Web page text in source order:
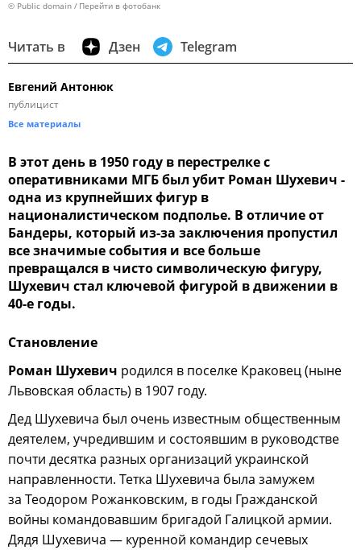
© Public domain Перейти в фотобанк
Читать в Дзен Telegram
Евгений Антонюк
публицист
Все материалы
В этот день в 1950 году в перестрелке с
оперативниками МГБ был убит Роман Шухевич -
одна из крупнейших фигур в
националистическом подполье. В отличие от
Бандеры, который из-за заключения пропустил
все значимые события и все больше
превращался в чисто символическую фигуру,
Шухевич стал ключевой фигурой в движении в
40-е годы.
Становление
Роман Шухевич родился в поселке Краковец (ныне
Львовская область) в 1907 году.
Дед Шухевича был очень известным общественным
деятелем, учредившим и состоявшим в руководстве
почти десятка разных организаций украинской
направленности. Тетка Шухевича была замужем
за Теодором Рожанковским, в годы Гражданской
войны командовавшим бригадой Галицкой армии.
Дядя Шухевича — куренной командир сечевых